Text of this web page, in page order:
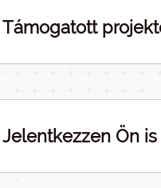
Támogatott
Jelentkezzen Ön